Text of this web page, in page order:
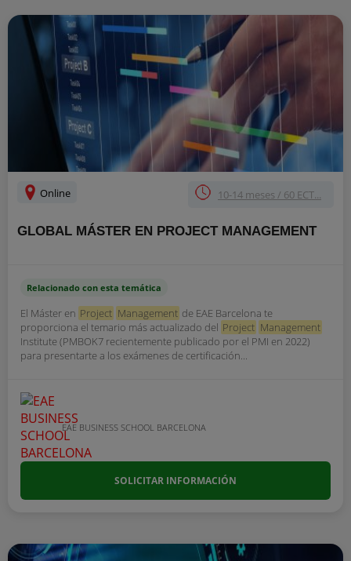
Online 10-14 meses / 60 ECT...
GLOBAL MÁSTER EN PROJECT MANAGEMENT
Relacionado con esta temática
El Máster en Project Management de EAE Barcelona te
proporciona el temario más actualizado del Project Management
Institute (PMBOK7 recientemente publicado por el PMI en 2022)
para presentarte a los exámenes de certificación...
EAE BUSINESS SCHOOL BARCELONA
SOLICITAR INFORMACIÓN